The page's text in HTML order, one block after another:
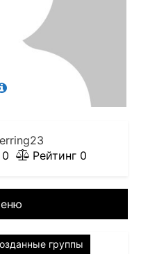
0 Рейтинг 0
группы